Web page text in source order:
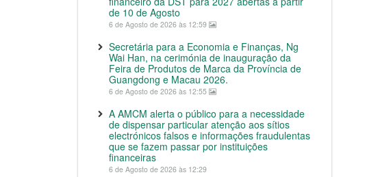
de 10 de Agosto
6 de Agosto de 2026 às 12:59
Secretária para a Economia e Finanças, Ng
Wai Han, na cerimónia de inauguração da
Feira de Produtos de Marca da Província de
Guangdong e Macau 2026.
6 de Agosto de 2026 às 12:55
A AMCM alerta o público para a necessidade
de dispensar particular atenção aos sítios
electrónicos falsos e informações fraudulentas
que se fazem passar por instituições
financeiras
6 de Agosto de 2026 às 12:29